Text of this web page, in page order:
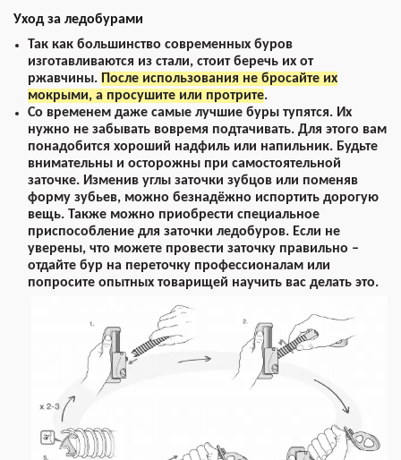
Уход за ледобурами
Так как большинство современных буров
изготавливаются из стали, стоит беречь их от
ржавчины. После использования не бросайте их
мокрыми, а просушите или протрите.
Со временем даже самые лучшие буры тупятся. Их
нужно не забывать вовремя подтачивать. Для этого вам
понадобится хороший надфиль или напильник. Будьте
внимательны и осторожны при самостоятельной
заточке. Изменив углы заточки зубцов или поменяв
форму зубьев, можно безнадёжно испортить дорогую
вещь. Также можно приобрести специальное
приспособление для заточки ледобуров. Если не
уверены, что можете провести заточку правильно –
отдайте бур на переточку профессионалам или
попросите опытных товарищей научить вас делать это.